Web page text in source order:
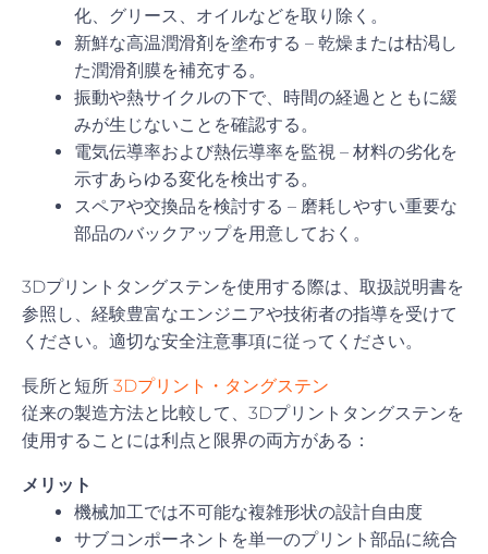
化、グリース、オイルなどを取り除く。
新鮮な高温潤滑剤を塗布する – 乾燥または枯渇し
た潤滑剤膜を補充する。
振動や熱サイクルの下で、時間の経過とともに緩
みが生じないことを確認する。
電気伝導率および熱伝導率を監視 – 材料の劣化を
示すあらゆる変化を検出する。
スペアや交換品を検討する – 磨耗しやすい重要な
部品のバックアップを用意しておく。
3Dプリントタングステンを使用する際は、取扱説明書を
参照し、経験豊富なエンジニアや技術者の指導を受けて
ください。適切な安全注意事項に従ってください。
長所と短所 3Dプリント・タングステン
従来の製造方法と比較して、3Dプリントタングステンを
使用することには利点と限界の両方がある：
メリット
機械加工では不可能な複雑形状の設計自由度
サブコンポーネントを単一のプリント部品に統合